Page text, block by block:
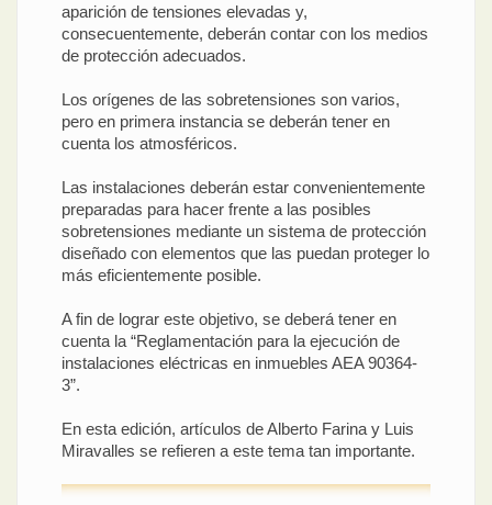
aparición de tensiones elevadas y,
consecuentemente, deberán contar con los medios
de protección adecuados.
Los orígenes de las sobretensiones son varios,
pero en primera instancia se deberán tener en
cuenta los atmosféricos.
Las instalaciones deberán estar convenientemente
preparadas para hacer frente a las posibles
sobretensiones mediante un sistema de protección
diseñado con elementos que las puedan proteger lo
más eficientemente posible.
A fin de lograr este objetivo, se deberá tener en
cuenta la “Reglamentación para la ejecución de
instalaciones eléctricas en inmuebles AEA 90364-
3”.
En esta edición, artículos de Alberto Farina y Luis
Miravalles se refieren a este tema tan importante.